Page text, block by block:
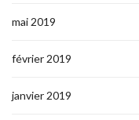
mai 2019
février 2019
janvier 2019